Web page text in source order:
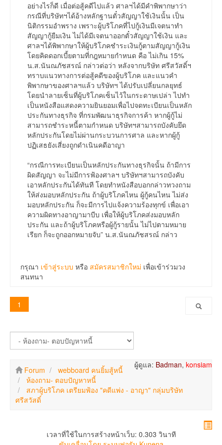
อย่างไรก็ดี เมื่อต่อสู้คดีไปแล้ว ศาลฯได้มีคำพิพากษาว่า
กรณีที่บริษัทฯได้อ้างหลักฐานตั๋วสัญญาใช้เงินนั้น เป็น
นิติกรรมอำพราง เพราะผู้บริโภคที่ไปกู้เงินมีเจตนาทำ
สัญญากู้ยืมเงิน ไม่ได้มีเจตนาออกตั๋วสัญญาใช้เงิน และ
ศาลฯได้พิพากษาให้ผู้บริโภคชำระเงินกู้ตามสัญญากู้เงิน
โดยคิดดอกเบี้ยตามที่กฎหมายกำหนด คือ ไม่เกิน 15%
น.ส.นันณภัชสรณ์ กล่าวต่อว่า หลังจากบริษัท ศรีสวัสดิ์ฯ
ทราบแนวทางการต่อสู้คดีของผู้บริโภค และแนวคำ
พิพากษาของศาลฯแล้ว บริษัทฯ ได้ปรับเปลี่ยนกลยุทธ์
โดยนำลายเซ็นที่ผู้บริโภคเซ็นไว้ในกระดาษเปล่า ไปทำ
เป็นหนังสือแสดงความยินยอมเพื่อไปจดทะเบียนเป็นหลัก
ประกันทางธุรกิจ ที่กรมพัฒนาธุรกิจการค้า หากผู้กู้ไม่
สามารถชำระหนี้ตามกำหนด บริษัทฯสามารถบังคับยึด
หลักประกันโดยไม่ผ่านกระบวนการศาล และหากผู้กู้
ปฏิเสธยังเสี่ยงถูกดำเนินคดีอาญา
“กรณีการทะเบียนเป็นหลักประกันทางธุรกิจนั้น ถ้ามีการ
ผิดสัญญา จะไม่มีการฟ้องศาลฯ บริษัทฯสามารถบังคับ
เอาหลักประกันได้ทันที โดยทำหนังสือบอกกล่าวทวงถาม
ให้ส่งมอบหลักประกัน ถ้าผู้บริโภคไหน ผู้กู้คนไหน ไม่ส่ง
มอบหลักประกัน ก็จะมีการไปแจ้งความร้องทุกข์ เพื่อเอา
ความผิดทางอาญามาบีบ เพื่อให้ผู้บริโภคส่งมอบหลัก
ประกัน และถ้าผู้บริโภคหรือผู้กู้รายนั้น ไม่ไปตามหมาย
เรียก ก็จะถูกออกหมายจับ” น.ส.นันณภัชสรณ์ กล่าว
กรุณา เข้าสู่ระบบ หรือ สมัครสมาชิกใหม่ เพื่อเข้าร่วมวง
สนทนา
1
ผู้ดูแล: Badman, konsiam
Forum
webboard คนยิ้มสู้หนี้
ห้องถาม- ตอบปัญหาหนี้
สภาผู้บริโภค เตรียมฟ้อง "คดีแพ่ง - อาญา" กลุ่มบริษัท
ศรีสวัสดิ์
เวลาที่ใช้ในการสร้างหน้าเว็บ: 0.303 วินาที